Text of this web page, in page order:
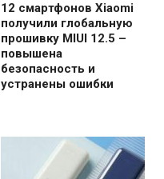
12 смартфонов Xiaomi
получили глобальную
прошивку MIUI 12.5 –
повышена
безопасность и
устранены ошибки